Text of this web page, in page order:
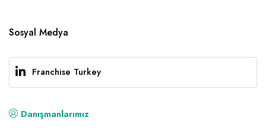
Sosyal Medya
Franchise Turkey
Danışmanlarımız